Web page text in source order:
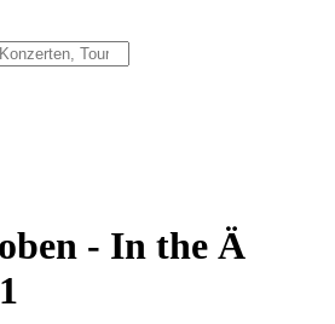
- In the Ä